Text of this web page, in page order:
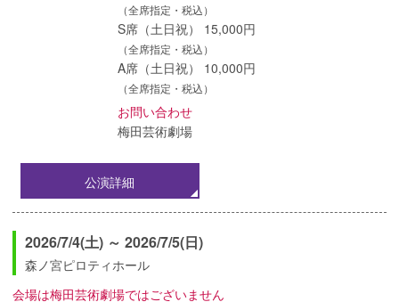
（全席指定・税込）
S席（土日祝） 15,000円
（全席指定・税込）
A席（土日祝） 10,000円
（全席指定・税込）
お問い合わせ
梅田芸術劇場
公演詳細
2026/7/4(土) ～ 2026/7/5(日)
森ノ宮ピロティホール
会場は梅田芸術劇場ではございません